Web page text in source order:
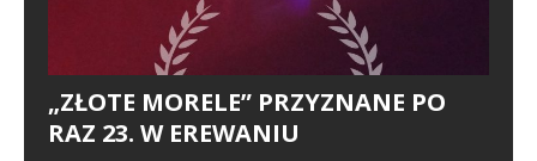
„ZŁOTE MORELE” PRZYZNANE PO
RAZ 23. W EREWANIU